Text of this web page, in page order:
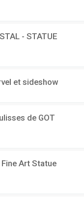
- STATUE
et sideshow
de GOT
Art Statue